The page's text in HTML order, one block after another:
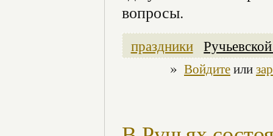
вопросы.
праздники
» Войдитеили